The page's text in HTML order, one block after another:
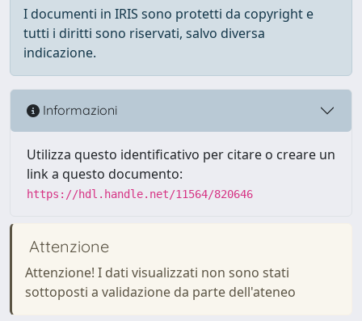
I documenti in IRIS sono protetti da copyright e
tutti i diritti sono riservati, salvo diversa
indicazione.
Informazioni
Utilizza questo identificativo per citare o creare un
link a questo documento:
https://hdl.handle.net/11564/820646
Attenzione
Attenzione! I dati visualizzati non sono stati
sottoposti a validazione da parte dell'ateneo